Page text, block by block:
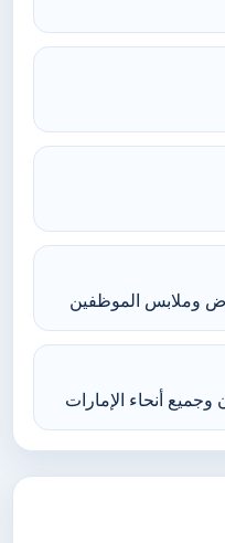
وملابس الموظفين
أنحاء الإمارات